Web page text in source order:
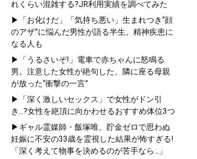
れくらい混雑する?JR利用実績を調べてみた
▶「お化けだ」「気持ち悪い」生まれつき“顔
のアザ”に悩んだ男性が語る半生。精神疾患に
なる人も
▶「うるさいぞ!」電車で赤ちゃんに怒鳴る
男。注意した女性が絶句した、隣に座る母親
が放った“衝撃の一言”
▶「深く激しいセックス」で女性がドン引
き...?女性を絶頂に向かわせるおすすめ体位3つ
▶ギャル霊媒師・飯塚唯、貯金ゼロで思わぬ
妊娠に不安の33歳を霊視した結果が怖すぎる!
「深く考えて物事を決めるのが苦手なら...」